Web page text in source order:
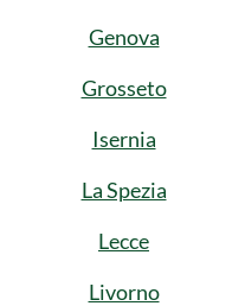
Genova
Grosseto
Isernia
La Spezia
Lecce
Livorno